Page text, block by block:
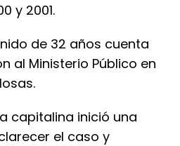
y 2001.
de 32 años cuenta
al Ministerio Público en
capitalina inició una
el caso y